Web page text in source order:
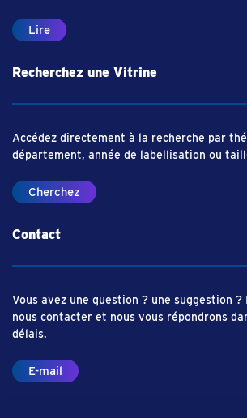
Lire
Recherchez une Vitrine
Accédez directement à la recherche par
département, année de labellisation ou
Cherchez
Contact
Vous avez une question ? une suggestion ?
nous contacter et nous vous répondrons
délais.
E-mail